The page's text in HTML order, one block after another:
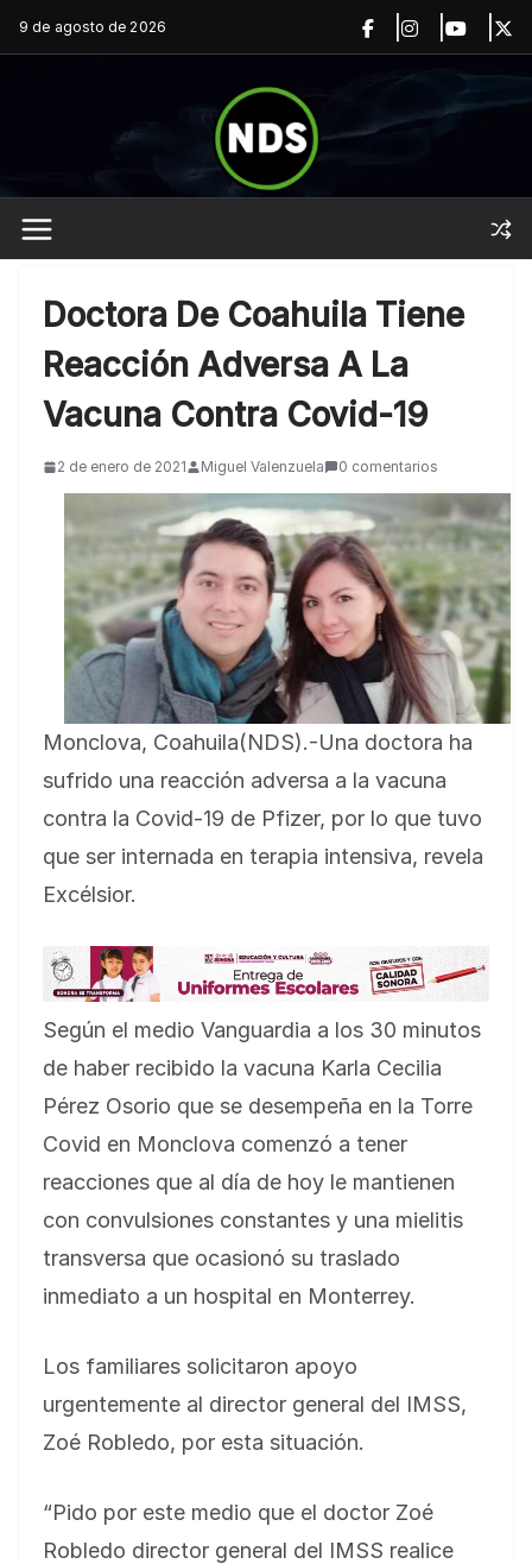
Saltar
al
9 de agosto de 2026
Doctora De Coahuila Tiene
Reacción Adversa A La
Vacuna Contra Covid-19
2 de enero de 2021 Miguel Valenzuela 0 comentarios
Monclova, Coahuila(NDS).-Una doctora ha
sufrido una reacción adversa a la vacuna
contra la Covid-19 de Pfizer, por lo que tuvo
que ser internada en terapia intensiva, revela
Excélsior.
Según el medio Vanguardia a los 30 minutos
de haber recibido la vacuna Karla Cecilia
Pérez Osorio que se desempeña en la Torre
Covid en Monclova comenzó a tener
reacciones que al día de hoy le mantienen
con convulsiones constantes y una mielitis
transversa que ocasionó su traslado
inmediato a un hospital en Monterrey.
Los familiares solicitaron apoyo
urgentemente al director general del IMSS,
Zoé Robledo, por esta situación.
“Pido por este medio que el doctor Zoé
Robledo director general del IMSS realice